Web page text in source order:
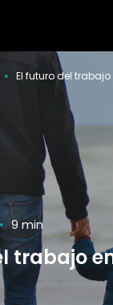
El futuro del
9 min
trabajo